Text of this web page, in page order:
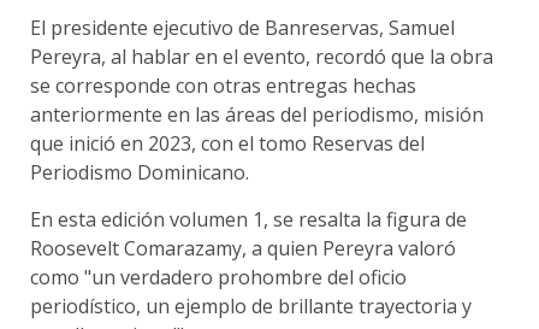
El presidente ejecutivo de Banreservas, Samuel
Pereyra, al hablar en el evento, recordó que la obra
se corresponde con otras entregas hechas
anteriormente en las áreas del periodismo, misión
que inició en 2023, con el tomo Reservas del
Periodismo Dominicano.
En esta edición volumen 1, se resalta la figura de
Roosevelt Comarazamy, a quien Pereyra valoró
como "un verdadero prohombre del oficio
periodístico, un ejemplo de brillante trayectoria y